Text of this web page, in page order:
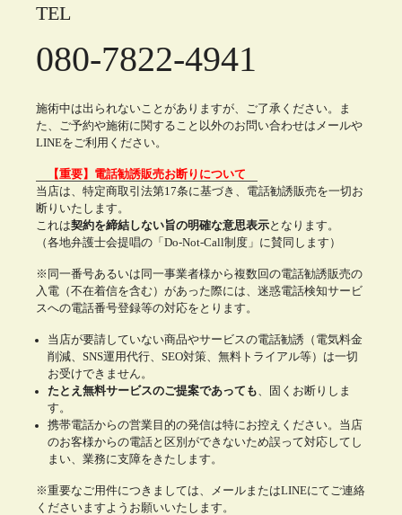
TEL
080-7822-4941
施術中は出られないことがありますが、ご了承ください。ま
た、ご予約や施術に関すること以外のお問い合わせはメールや
LINEをご利用ください。
【重要】電話勧誘販売お断りについて
当店は、特定商取引法第17条に基づき、電話勧誘販売を一切お
断りいたします。
これは契約を締結しない旨の明確な意思表示となります。
（各地弁護士会提唱の「Do-Not-Call制度」に賛同します）
※同一番号あるいは同一事業者様から複数回の電話勧誘販売の
入電（不在着信を含む）があった際には、迷惑電話検知サービ
スへの電話番号登録等の対応をとります。
当店が要請していない商品やサービスの電話勧誘（電気料金
削減、SNS運用代行、SEO対策、無料トライアル等）は一切
お受けできません。
たとえ無料サービスのご提案であっても 、固くお断りしま
す。
携帯電話からの営業目的の発信は特にお控えください。当店
のお客様からの電話と区別ができないため誤って対応してし
まい、業務に支障をきたします。
※重要なご用件につきましては、メールまたはLINEにてご連絡
くださいますようお願いいたします。